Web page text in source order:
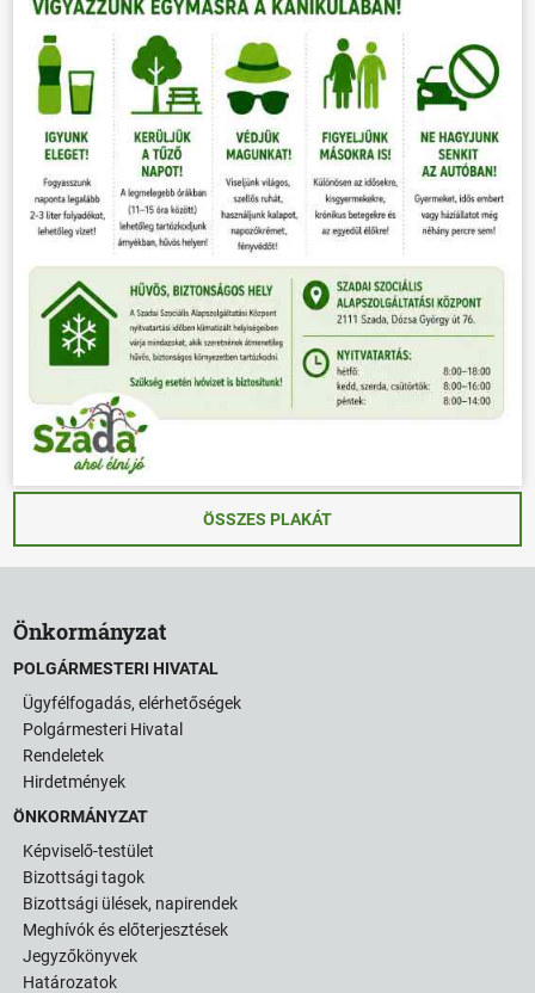
ÖSSZES PLAKÁT
Önkormányzat
POLGÁRMESTERI HIVATAL
Ügyfélfogadás, elérhetőségek
Polgármesteri Hivatal
Rendeletek
Hirdetmények
ÖNKORMÁNYZAT
Képviselő-testület
Bizottsági tagok
Bizottsági ülések, napirendek
Meghívók és előterjesztések
Jegyzőkönyvek
Határozatok